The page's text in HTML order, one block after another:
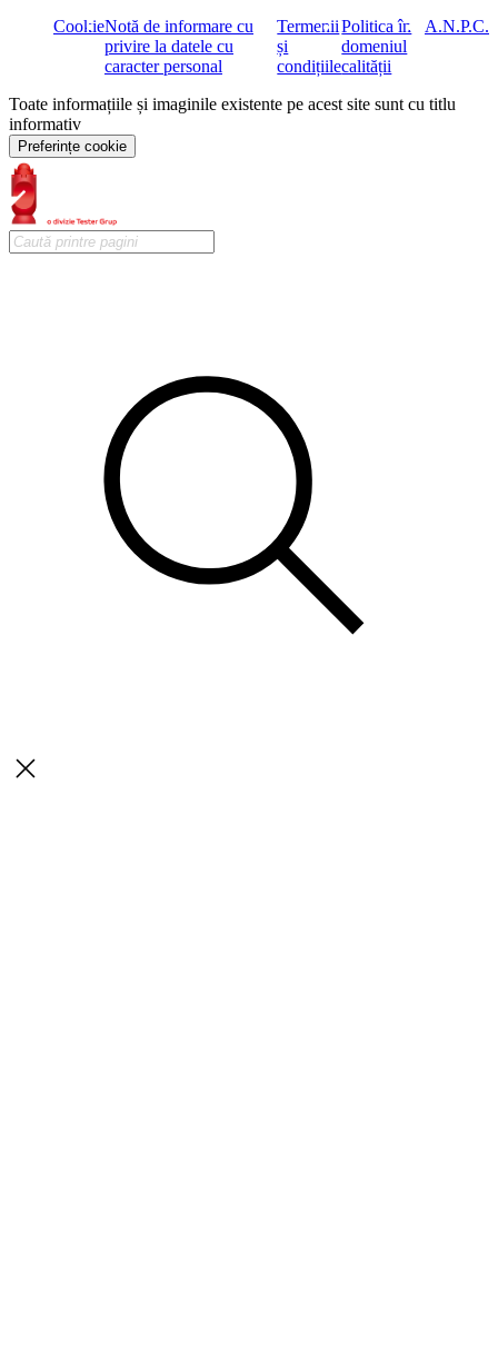
CookieNotă de informare cu
privire la datele cu
caracter personal
Termenii
și
condițiile
Politica în
domeniul
calității
A.N.P.C.
Toate informațiile și imaginile existente pe acest site sunt cu titlu
informativ
Preferințe cookie